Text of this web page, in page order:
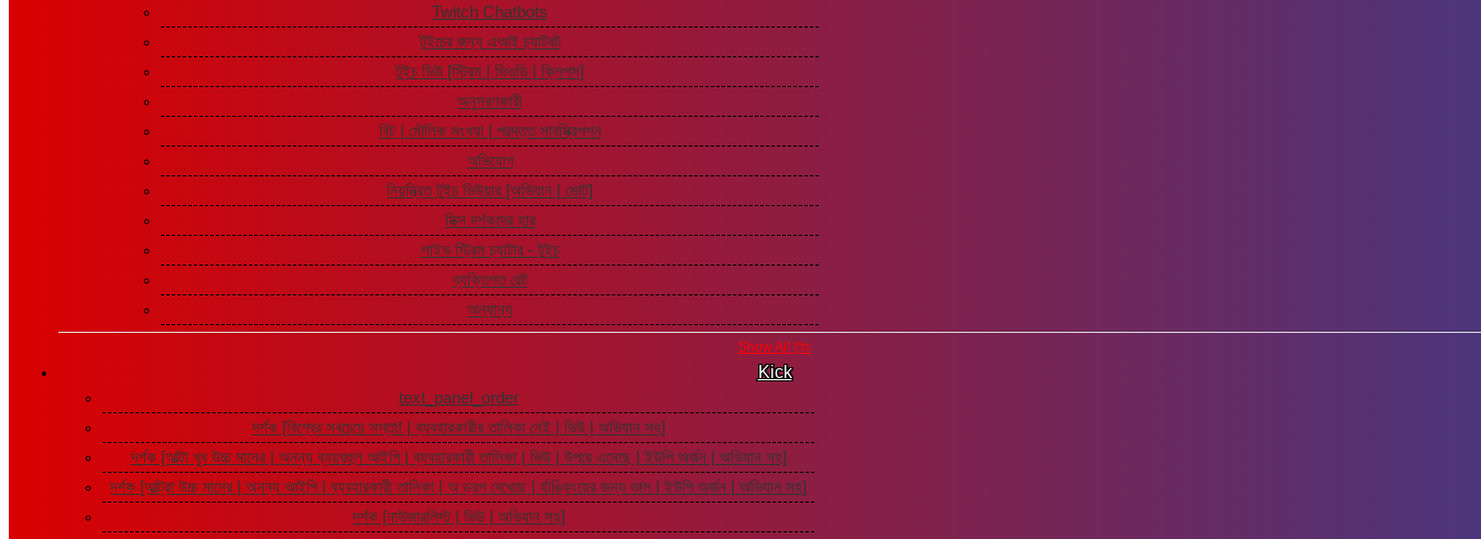
Twitch Chatbots
টুইচের জন্য এআই চ্যাটবট
টুইচ ভিউ [স্ট্রিম | ভিওডি | ক্লিপস]
অনুসরণকারী
বিট | মৌলিক সংখ্যা | প্রদত্ত সাবস্ক্রিপশন
অভিযোগ
নিয়ন্ত্রিত টুইচ ভিউয়ার [অভিযান | ভোট]
মিক্স দর্শকদের হার
লাইভ স্ট্রিম চ্যাটার - টুইচ
ব্যক্তিগত রেট
অন্যান্য
Show All টুইচ
Kick
text_panel_order
দর্শক [বিশ্বের সবচেয়ে সস্তা! | ব্যবহারকারীর তালিকা নেই | ভিউ | অভিযান সহ]
দর্শক [আল্টা খুব উচ্চ মানের | অনন্য ব্যয়বহুল আইপি | ব্যবহারকারী তালিকা | ভিউ | উপরে এনেছে | ইউপি অর্জন | অভিযান সহ]
দর্শক [আল্ট্রা উচ্চ মানের | অনন্য আইপি | ব্যবহারকারী তালিকা | অ ড্রপ দেখেছে | র্যাঙ্কিংয়ের জন্য ভাল | ইউপি অর্জন | অভিযান সহ]
দর্শক [নাউজারলিস্ট | ভিউ | অভিযান সহ]